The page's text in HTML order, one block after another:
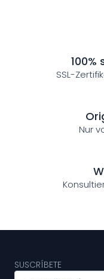
100%
SSL-
Nur
SUSCRÍBETE